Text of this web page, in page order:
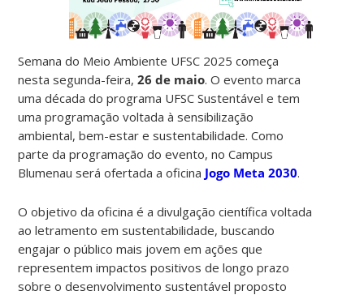
Semana do Meio Ambiente UFSC 2025 começa
nesta segunda-feira,26 de maio. O evento marca
uma década do programa UFSC Sustentável e tem
uma programação voltada à sensibilização
ambiental, bem-estar e sustentabilidade. Como
parte da programação do evento, no Campus
Blumenau será ofertada a oficina Jogo Meta 2030.
O objetivo da oficina é a divulgação científica voltada
ao letramento em sustentabilidade, buscando
engajar o público mais jovem em ações que
representem impactos positivos de longo prazo
sobre o desenvolvimento sustentável proposto